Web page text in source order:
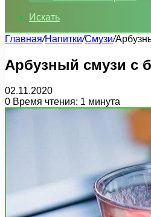
Искать
Главная/Напитки/Смузи/
Арбузный смузи с
02.11.2020
0 Время чтения: 1 минута